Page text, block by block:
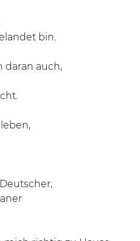
bin.
daran auch,